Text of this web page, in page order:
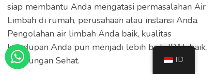
siap membantu Anda mengatasi permasalahan Air
Limbah di rumah, perusahaan atau instansi Anda.
Pengolahan air limbah Anda baik, kualitas
kehidupan Anda pun menjadi lebih baik. IPAL baik,
Lingkungan Sehat.
ID